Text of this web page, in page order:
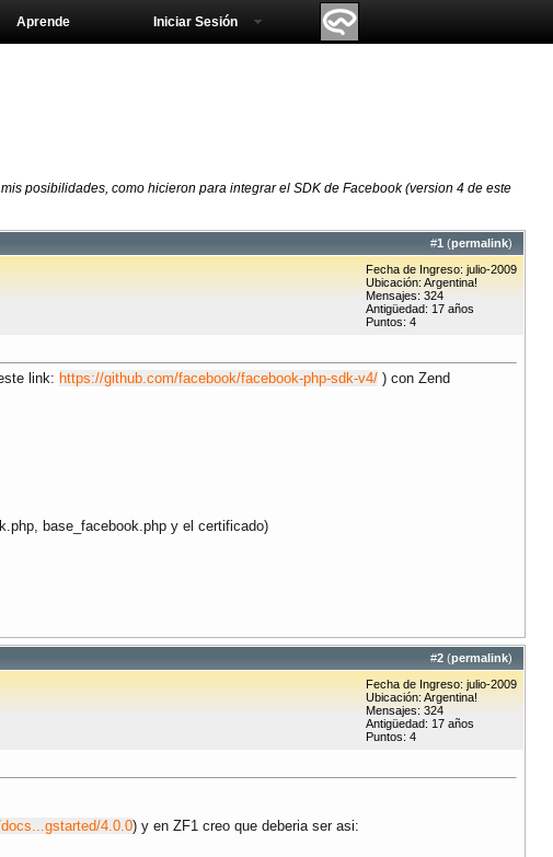
Aprende Iniciar Sesión
posibilidades, como hicieron para integrar el SDK de Facebook (version 4 de este
#1 (permalink)
Fecha de Ingreso: julio-2009
Ubicación: Argentina!
Mensajes: 324
Antigüedad: 17 años
Puntos: 4
link: https://github.com/facebook/facebook-php-sdk-v4/ ) con Zend
base_facebook.php y el certificado)
#2 (permalink)
Fecha de Ingreso: julio-2009
Ubicación: Argentina!
Mensajes: 324
Antigüedad: 17 años
Puntos: 4
4.0.0) y en ZF1 creo que deberia ser asi: